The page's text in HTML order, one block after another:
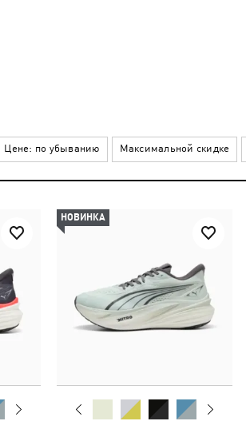
Цене: по убыванию Максимальной скидке
НОВИНКА